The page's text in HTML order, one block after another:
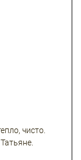
чисто.